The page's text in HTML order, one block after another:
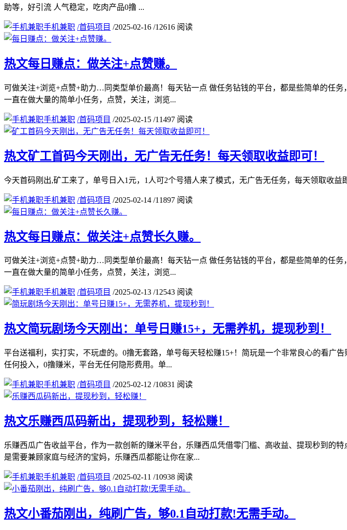
助等，好引流 人气稳定，吃肉产品0撸 ...
手机兼职 /首码项目 /2025-02-16 /12616 阅读
热文每日赚点：做关注+点赞赚。
可做关注+浏览+点赞+助力…同类型单价最高！每天钻一点 做任务钻钱的平台，都是些简单的任
一直在做大量的简单小任务，点赞，关注，浏览...
手机兼职 /首码项目 /2025-02-15 /11497 阅读
热文矿工首码今天刚出，无广告无任务！每天领取收益即可！
今天首码刚出,矿工来了，单号日入1元，1人可2个号猎人来了模式，无广告无任务，每天领取收
手机兼职 /首码项目 /2025-02-14 /11897 阅读
热文每日赚点：做关注+点赞长久赚。
可做关注+浏览+点赞+助力…同类型单价最高！每天钻一点 做任务钻钱的平台，都是些简单的任
一直在做大量的简单小任务，点赞，关注，浏览...
手机兼职 /首码项目 /2025-02-13 /12543 阅读
热文简玩剧场今天刚出：单号日赚15+，无需养机，提现秒到！
平台送福利，实打实，不玩虚的。0撸无套路，单号每天轻松赚15+！简玩是一个非常良心的看广
任何投入，0撸赚米，平台无任何隐形费用。单...
手机兼职 /首码项目 /2025-02-12 /10831 阅读
热文乐赚西瓜码新出，提现秒到，轻松赚！
乐赚西瓜广告收益平台，作为一款创新的赚米平台，乐赚西瓜凭借零门槛、高收益、提现秒到的
是需要兼顾家庭与经济的宝妈，乐赚西瓜都能让你在家...
手机兼职 /首码项目 /2025-02-11 /10938 阅读
热文小番茄刚出，纯刷广告，够0.1自动打款!无需手动。